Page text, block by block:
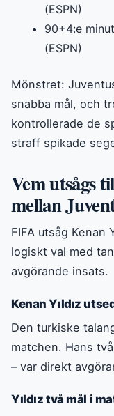
(ESPN)
90+4:e
(ESPN)
Mönstret:
snabba mål, och
kontrollerade de
straff spikade
Vem utsågs
mellan
FIFA utsåg Kenan
logiskt val med
avgörande insats.
Kenan Yıldız
Den turkiske
matchen. Hans
– var direkt
Yıldız två mål i